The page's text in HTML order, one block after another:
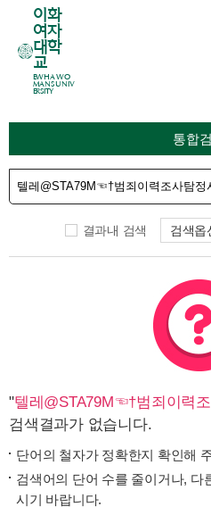
이화
여자
대학
교
EWHA WO
MANS UNIV
ERSITY
통합
결과내 검색 검색옵
"텔레@STA79M☜†범죄이력
검색결과가 없습니다.
단어의 철자가 정확한지 확인해
검색어의 단어 수를 줄이거나, 다
시기 바랍니다.